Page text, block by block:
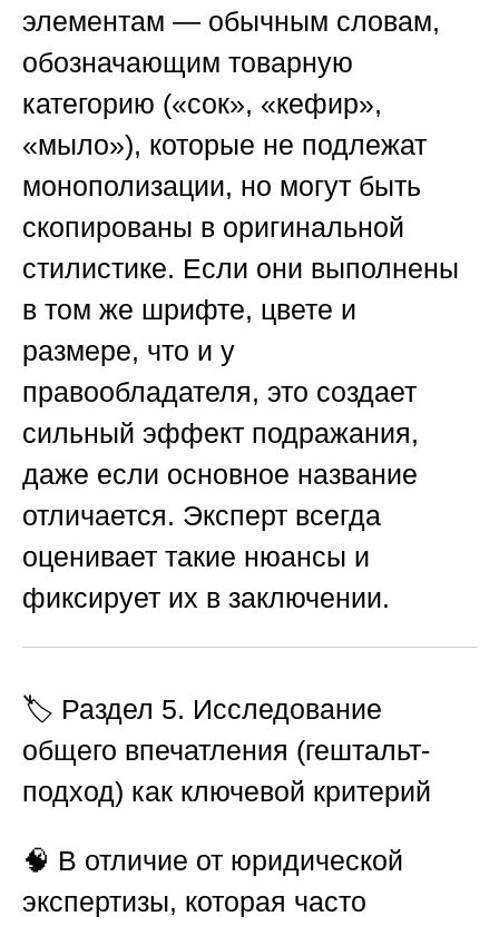
элементам — обычным словам,
обозначающим товарную
категорию («сок», «кефир»,
«мыло»), которые не подлежат
монополизации, но могут быть
скопированы в оригинальной
стилистике. Если они выполнены
в том же шрифте, цвете и
размере, что и у
правообладателя, это создает
сильный эффект подражания,
даже если основное название
отличается. Эксперт всегда
оценивает такие нюансы и
фиксирует их в заключении.
🏷️ Раздел 5. Исследование
общего впечатления (гештальт-
подход) как ключевой критерий
🧠 В отличие от юридической
экспертизы, которая часто